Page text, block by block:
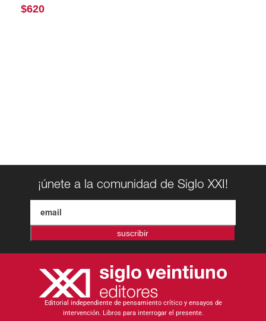
$620
¡únete a la comunidad de Siglo XXI!
suscribir
Editorial independiente de pensamiento crítico y ensayos de
intervención. Libros para interrogar el presente.